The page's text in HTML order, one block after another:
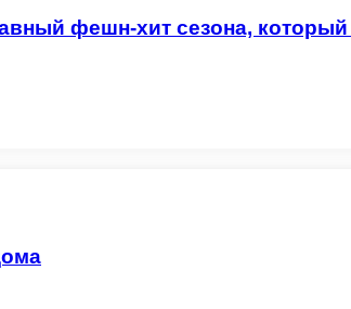
фешн-хит сезона, который